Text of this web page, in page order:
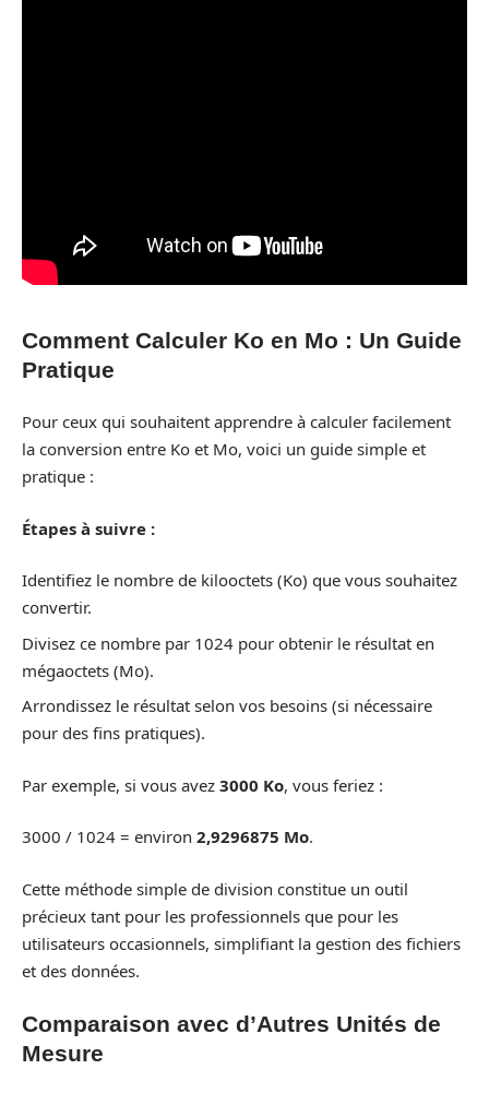
Comment Calculer Ko en Mo : Un Guide
Pratique
Pour ceux qui souhaitent apprendre à calculer facilement
la conversion entre Ko et Mo, voici un guide simple et
pratique :
Étapes à suivre :
Identifiez le nombre de kilooctets (Ko) que vous souhaitez
convertir.
Divisez ce nombre par 1024 pour obtenir le résultat en
mégaoctets (Mo).
Arrondissez le résultat selon vos besoins (si nécessaire
pour des fins pratiques).
Par exemple, si vous avez 3000 Ko, vous feriez :
3000 / 1024 = environ 2,9296875 Mo.
Cette méthode simple de division constitue un outil
précieux tant pour les professionnels que pour les
utilisateurs occasionnels, simplifiant la gestion des fichiers
et des données.
Comparaison avec d’Autres Unités de
Mesure